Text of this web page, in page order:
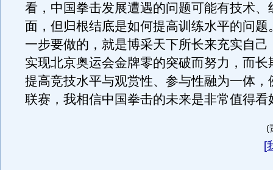
看，中国拳击发展遭遇的问题可能有技术、
面，但归根结底是如何提高训练水平的问题
一步要做的，就是博采天下所长来充实自己
实现北京奥运会金牌零的突破而努力，而长
提高竞技水平与观赏性、参与性融为一体，
联赛，我相信中国拳击的未来是非常值得看
(
[